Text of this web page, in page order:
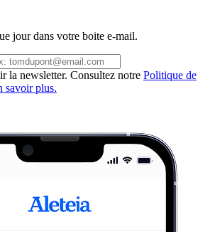
jour dans votre boite e-mail.
la newsletter. Consultez notre Politique de
savoir plus.